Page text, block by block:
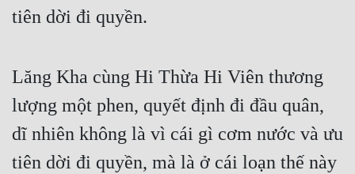
tiên dời đi quyền.
Lăng Kha cùng Hi Thừa Hi Viên thương
lượng một phen, quyết định đi đầu quân,
dĩ nhiên không là vì cái gì cơm nước và ưu
tiên dời đi quyền, mà là ở cái loạn thế này